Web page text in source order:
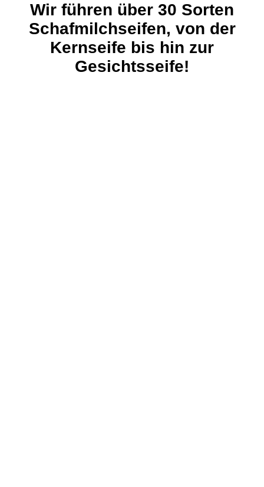
Wir führen über 30 Sorten
Schafmilchseifen, von der
Kernseife bis hin zur
Gesichtsseife!